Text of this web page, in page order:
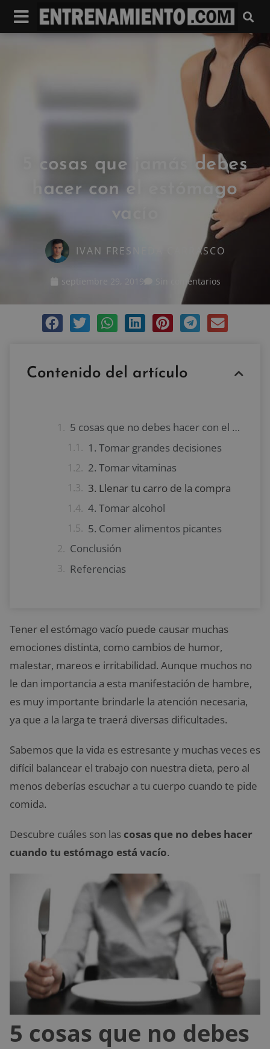
5 cosas que jamás debes
hacer con el estómago
vacío
IVAN FRESNEDA CARRASCO
septiembre 29, 2019 Sin comentarios
Contenido del artículo
5 cosas que no debes hacer con el estómago vacío
1. Tomar grandes decisiones
2. Tomar vitaminas
3. Llenar tu carro de la compra
4. Tomar alcohol
5. Comer alimentos picantes
Conclusión
Referencias
Tener el estómago vacío puede causar muchas
emociones distinta, como cambios de humor,
malestar, mareos e irritabilidad. Aunque muchos no
le dan importancia a esta manifestación de hambre,
es muy importante brindarle la atención necesaria,
ya que a la larga te traerá diversas dificultades.
Sabemos que la vida es estresante y muchas veces es
difícil balancear el trabajo con nuestra dieta, pero al
menos deberías escuchar a tu cuerpo cuando te pide
comida.
Descubre cuáles son las cosas que no debes hacer
cuando tu estómago está vacío.
5 cosas que no debes